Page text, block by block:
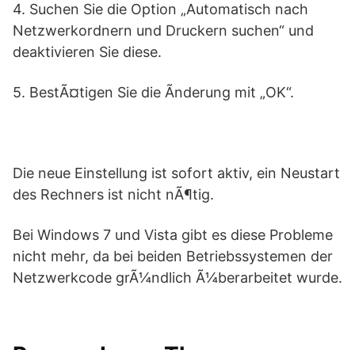
4. Suchen Sie die Option „Automatisch nach
Netzwerkordnern und Druckern suchen“ und
deaktivieren Sie diese.
5. BestÃ¤tigen Sie die Ãnderung mit „OK“.
Die neue Einstellung ist sofort aktiv, ein Neustart
des Rechners ist nicht nÃ¶tig.
Bei Windows 7 und Vista gibt es diese Probleme
nicht mehr, da bei beiden Betriebssystemen der
Netzwerkcode grÃ¼ndlich Ã¼berarbeitet wurde.